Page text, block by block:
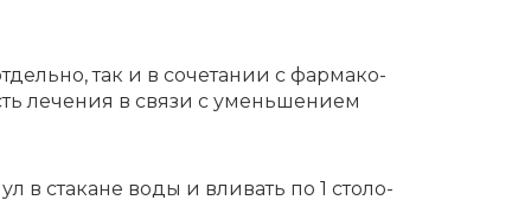
так и в соче­та­нии с фарма­ко­
лече­ния в связи с умень­ше­ни­ем
в стакане воды и вливать по 1 столо­